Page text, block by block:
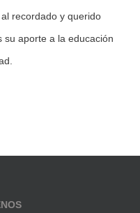
al recordado y querido
aporte a la educación